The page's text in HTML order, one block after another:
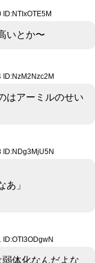
いとか〜
はアーミルのせい
ID:NDg3MjU5N
あ」
体化なんだよな